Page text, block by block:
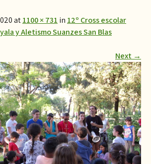
at1100 × 731 in 12º Cross escolar
y Aletismo Suanzes San Blas
Next →